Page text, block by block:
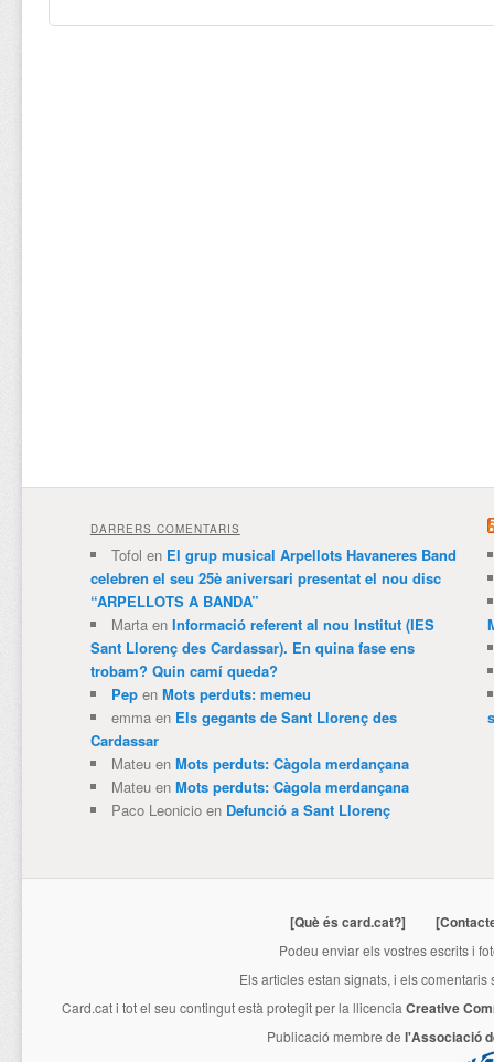
DARRERS COMENTARIS
Tofol en El grup musical Arpellots Havaneres Band
celebren el seu 25è aniversari presentat el nou disc
“ARPELLOTS A BANDA”
Martaen Informació referent al nou Institut (IES
Sant Llorenç des Cardassar). En quina fase ens
trobam? Quin camí queda?
Pepen Mots perduts: memeu
emmaen Els gegants de Sant Llorenç des
Cardassar
Mateuen Mots perduts: Càgola merdançana
Mateuen Mots perduts: Càgola merdançana
Paco Leonicioen Defunció a Sant Llorenç
[Què és card.cat?]
Podeu enviar els vostres escrits i
Els articles estan signats, i els
Card.cati tot el seu contingut està protegit per la llicencia Creative
Publicació membre de l'Associació